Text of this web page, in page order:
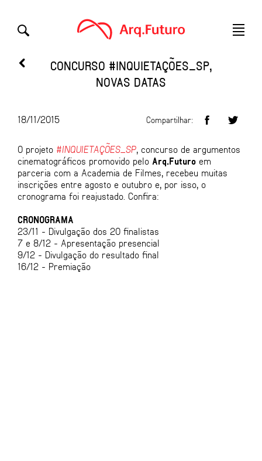
CONCURSO #INQUIETAÇÕES_SP,
NOVAS DATAS
18/11/2015 Compartilhar:
O projeto #INQUIETAÇÕES_SP, concurso de argumentos
cinematográficos promovido pelo Arq.Futuro em
parceria com a Academia de Filmes, recebeu muitas
inscrições entre agosto e outubro e, por isso, o
cronograma foi reajustado. Confira:
CRONOGRAMA
23/11 - Divulgação dos 20 finalistas
7 e 8/12 - Apresentação presencial
9/12 - Divulgação do resultado final
16/12 - Premiação